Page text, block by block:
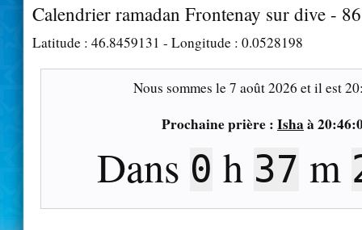
Calendrier ramadan Frontenay sur dive -
Latitude : 46.8459131 - Longitude : 0.0528198
Nous sommes le7 août 2026 et il est
Prochaine prière : Isha à
Dans 0 h 37 m